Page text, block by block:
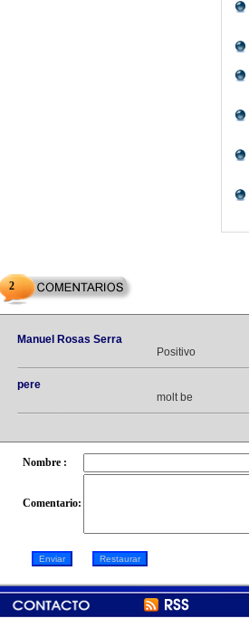
2
Manuel Rosas Serra
Positivo
pere
molt be
Nombre :
Comentario: